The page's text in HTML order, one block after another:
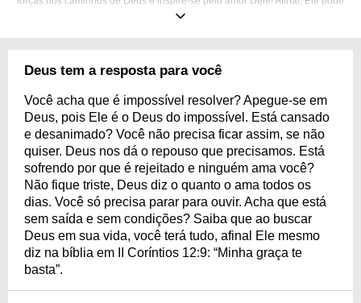
ser a resposta para todas as suas perguntas.
Deus tem a resposta para você
Você acha que é impossível resolver? Apegue-se em
Deus, pois Ele é o Deus do impossível. Está cansado
e desanimado? Você não precisa ficar assim, se não
quiser. Deus nos dá o repouso que precisamos. Está
sofrendo por que é rejeitado e ninguém ama você?
Não fique triste, Deus diz o quanto o ama todos os
dias. Você só precisa parar para ouvir. Acha que está
sem saída e sem condições? Saiba que ao buscar
Deus em sua vida, você terá tudo, afinal Ele mesmo
diz na bíblia em II Coríntios 12:9: “Minha graça te
basta”.